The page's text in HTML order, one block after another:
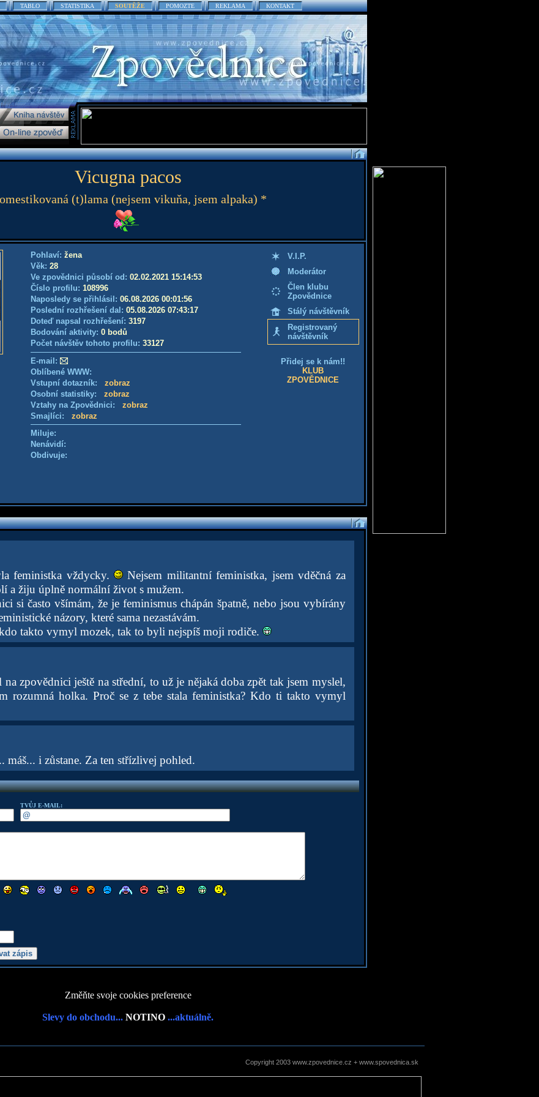
TABLO STATISTIKA SOUTĚŽE POMOZTE REKLAMA KONTAKT
Vicugna pacos
(t)lama (nejsem vikuňa, jsem alpaka) *
Pohlaví: žena
Věk: 28
Ve zpovědnici působí od: 02.02.2021 15:14:53
Číslo profilu: 108996
Naposledy se přihlásil: 06.08.2026 00:01:56
Poslední rozhřešení dal: 05.08.2026 07:43:17
Doteď napsal rozhřešení: 3197
Bodování aktivity: 0 bodů
Počet návštěv tohoto profilu: 33127
E-mail:
Oblíbené WWW:
Vstupní dotazník: zobraz
Osobní statistiky: zobraz
Vztahy na Zpovědnici: zobraz
Smajlíci: zobraz
Miluje:
Nenávidí:
Obdivuje:
V.I.P.
Moderátor
Člen klubu
Zpovědnice
Stálý návštěvník
Registrovaný
návštěvník
Přidej se k nám!!
KLUB
ZPOVĚDNICE
feministka vždycky.
Nejsem militantní feministka, jsem vděčná za
a žiju úplně normální život s mužem.
si často všímám, že je feminismus chápán špatně, nebo jsou vybírány
názory, které sama nezastávám.
takto vymyl mozek, tak to byli nejspíš moji rodiče.
zpovědnici ještě na střední, to už je nějaká doba zpět tak jsem myslel,
rozumná holka. Proč se z tebe stala feministka? Kdo ti takto vymyl
máš... i zůstane. Za ten střízlivej pohled.
TVŮJ E-MAIL:
Změňte svoje cookies preference
Slevy do obchodu... NOTINO ...aktuálně.
Copyright 2003 www.zpovednice.cz + www.spovednica.sk